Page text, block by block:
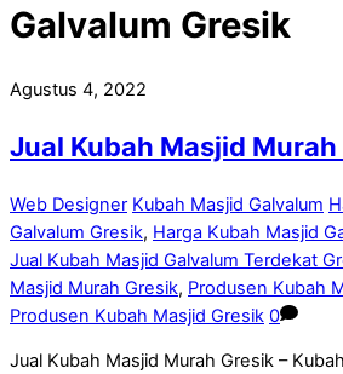
Galvalum Gresik
Agustus 4, 2022
Jual Kubah Masjid Murah
Web Designer Kubah Masjid Galvalum
Galvalum Gresik, Harga Kubah Masjid
Jual Kubah Masjid Galvalum Terdekat
Masjid Murah Gresik, Produsen Kubah
Produsen Kubah Masjid Gresik 0
Jual Kubah Masjid Murah Gresik –